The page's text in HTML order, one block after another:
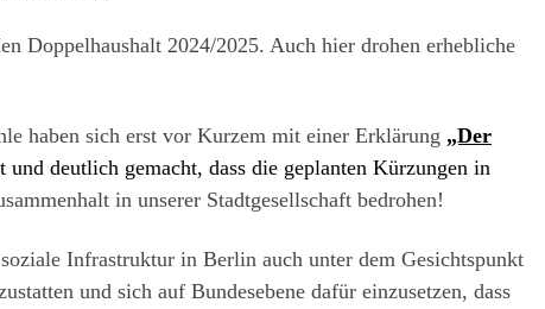
Doppelhaushalt 2024/2025. Auch hier drohen erhebliche
haben sich erst vor Kurzem mit einer Erklärung „Der
und deutlich gemacht, dass die geplanten Kürzungen in
in unserer Stadtgesellschaft bedrohen!
Infrastruktur in Berlin auch unter dem Gesichtspunkt
und sich auf Bundesebene dafür einzusetzen, dass